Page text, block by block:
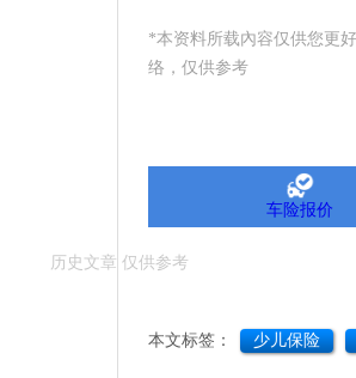
*本资料所载內容仅供您更
络，仅供参考
车险报价
本文标签： 少儿保险